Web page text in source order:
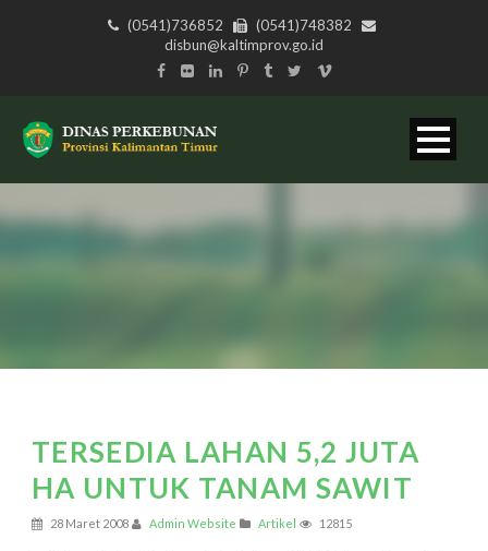
(0541)736852
(0541)748382
disbun@kaltimprov.go.id
TERSEDIA LAHAN 5,2 JUTA
HA UNTUK TANAM SAWIT
28 Maret 2008 Admin Website Artikel 12815